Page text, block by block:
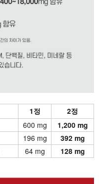
1정
2정
600 mg
1,200 mg
196 mg
392 mg
64 mg 128 mg